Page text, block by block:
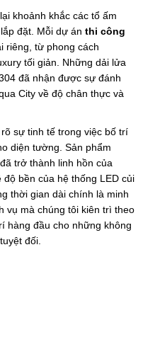
khoảnh khắc các tổ ấm
đặt. Mỗi dự án thi công
riêng, từ phong cách
tối giản. Những dải lửa
đã nhận được sự đánh
City về độ chân thực và
sự tinh tế trong việc bố trí
diện tường. Sản phẩm
trở thành linh hồn của
bền của hệ thống LED củi
thời gian dài chính là minh
vụ mà chúng tôi kiên trì theo
hàng đầu cho những không
đối.